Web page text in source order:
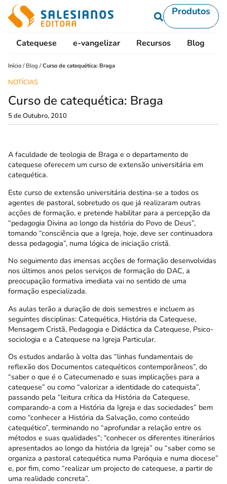
Produtos
Catequese e-vangelizar Recursos Blog
Início / Blog /Curso de catequética: Braga
NOTÍCIAS
Curso de catequética: Braga
5 de Outubro, 2010
A faculdade de teologia de Braga e o departamento de
catequese oferecem um curso de extensão universitária em
catequética.
Este curso de extensão universitária destina-se a todos os
agentes de pastoral, sobretudo os que já realizaram outras
acções de formação, e pretende habilitar para a percepção da
“pedagogia Divina ao longo da história do Povo de Deus”,
tomando “consciência que a Igreja, hoje, deve ser continuadora
dessa pedagogia”, numa lógica de iniciação cristã.
No seguimento das imensas acções de formação desenvolvidas
nos últimos anos pelos serviços de formação do DAC, a
preocupação formativa imediata vai no sentido de uma
formação especializada.
As aulas terão a duração de dois semestres e incluem as
seguintes disciplinas: Catequética, História da Catequese,
Mensagem Cristã, Pedagogia e Didáctica da Catequese, Psico-
sociologia e a Catequese na Igreja Particular.
Os estudos andarão à volta das “linhas fundamentais de
reflexão dos Documentos catequéticos contemporâneos”, do
“saber o que é o Catecumenado e suas implicações para a
catequese” ou como “valorizar a identidade do catequista”,
passando pela “leitura crítica da História da Catequese,
comparando-a com a História da Igreja e das sociedades” bem
como “conhecer a História da Salvação, como conteúdo
catequético”, terminando no “aprofundar a relação entre os
métodos e suas qualidades”; “conhecer os diferentes itinerários
apresentados ao longo da história da Igreja” ou “saber como se
organiza a pastoral catequética numa Paróquia e numa diocese”
e, por fim, como “realizar um projecto de catequese, a partir de
uma realidade concreta”.